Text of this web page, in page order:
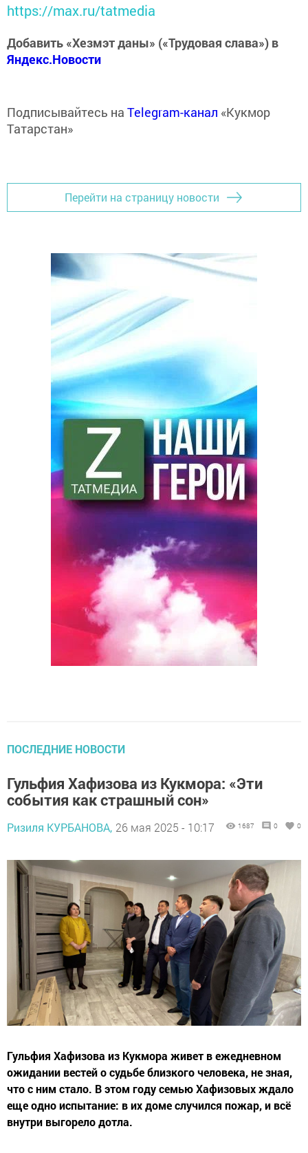
https://max.ru/tatmedia
Добавить «Хезмэт даны» («Трудовая слава») в
Яндекс.Новости
Подписывайтесь на Telegram-канал «Кукмор
Татарстан»
Перейти на страницу новости
ПОСЛЕДНИЕ НОВОСТИ
Гульфия Хафизова из Кукмора: «Эти
события как страшный сон»
Ризиля КУРБАНОВА, 26 мая 2025 - 10:17 1687 0 0
Гульфия Хафизова из Кукмора живет в ежедневном
ожидании вестей о судьбе близкого человека, не зная,
что с ним стало. В этом году семью Хафизовых ждало
еще одно испытание: в их доме случился пожар, и всё
внутри выгорело дотла.